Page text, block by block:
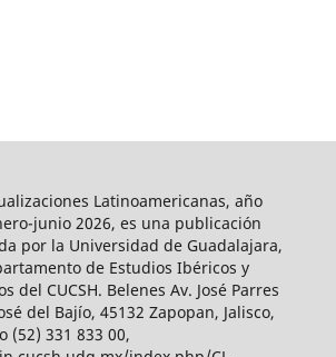
Latinoamericanas, año
junio 2026, es una publicación
por la Universidad de Guadalajara,
de Estudios Ibéricos y
del CUCSH. Belenes Av. José Parres
del Bajío, 45132 Zapopan, Jalisco,
(52) 331 833 00,